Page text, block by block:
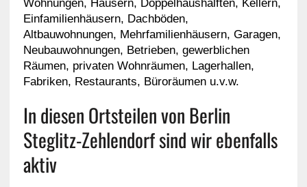
Wohnungen, Häusern, Doppelhaushälften, Kellern,
Einfamilienhäusern, Dachböden,
Altbauwohnungen, Mehrfamilienhäusern, Garagen,
Neubauwohnungen, Betrieben, gewerblichen
Räumen, privaten Wohnräumen, Lagerhallen,
Fabriken, Restaurants, Büroräumen u.v.w.
In diesen Ortsteilen von Berlin
Steglitz-Zehlendorf sind wir ebenfalls
aktiv